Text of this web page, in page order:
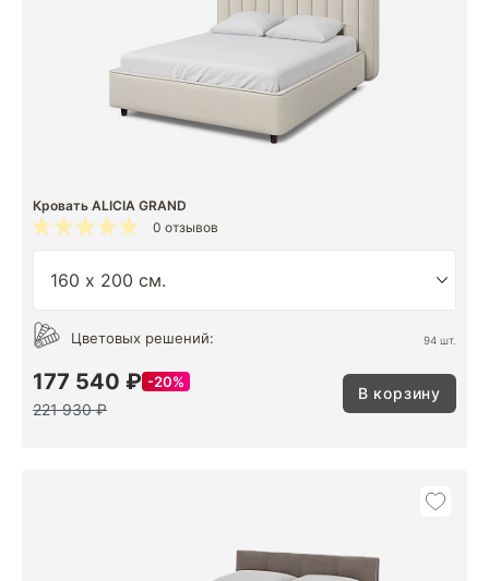
Кровать ALICIA GRAND
0 отзывов
Цветовых решений: 94 шт.
177 540 ₽ 20%
221 930 ₽
В корзину